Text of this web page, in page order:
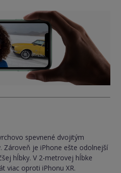
spevnené dvojitým
Zároveň je iPhone ešte odolnejší
hĺbky. V 2-metrovej hĺbke
viac oproti iPhonu XR.